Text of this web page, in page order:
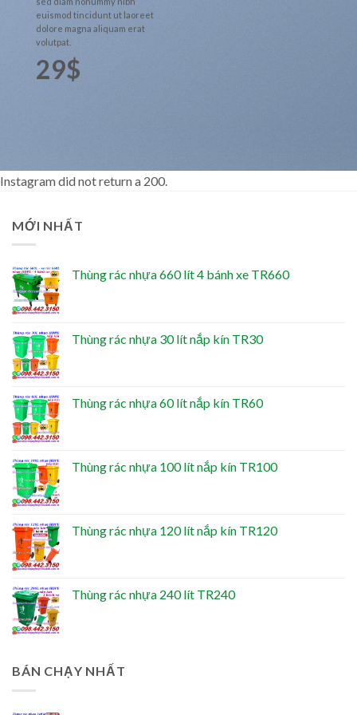
euismod tincidunt ut laoreet
dolore magna aliquam erat
volutpat.
29$
Instagram did not return a 200.
MỚI NHẤT
Thùng rác nhựa 660 lít 4 bánh xe TR660
Thùng rác nhựa 30 lít nắp kín TR30
Thùng rác nhựa 60 lít nắp kín TR60
Thùng rác nhựa 100 lít nắp kín TR100
Thùng rác nhựa 120 lít nắp kín TR120
Thùng rác nhựa 240 lít TR240
BÁN CHẠY NHẤT